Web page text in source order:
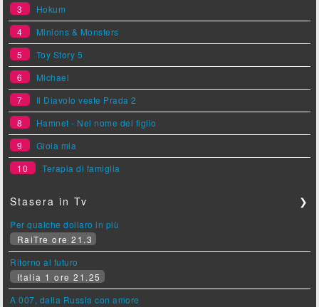
3
Hokum
4
Minions & Monsters
5
Toy Story 5
6
Michael
7
Il Diavolo veste Prada 2
8
Hamnet - Nel nome del figlio
9
Gioia mia
10
Terapia di famiglia
Stasera in Tv ❯
Per qualche dollaro in più
RaiTre ore 21.3
Ritorno al futuro
Italia 1 ore 21.25
A 007, dalla Russia con amore